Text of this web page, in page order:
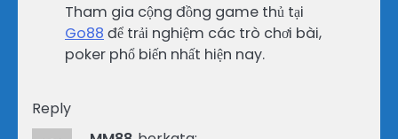
Tham gia cộng đồng game thủ tại
Go88 để trải nghiệm các trò chơi bài,
poker phổ biến nhất hiện nay.
Reply